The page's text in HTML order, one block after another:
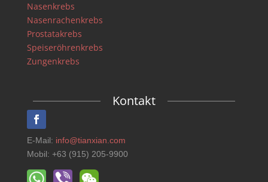
Nasenkrebs
Nasenrachenkrebs
Prostatakrebs
Speiseröhrenkrebs
Zungenkrebs
Kontakt
E-Mail: info@tianxian.com
Mobil: +63 (915) 205-9900